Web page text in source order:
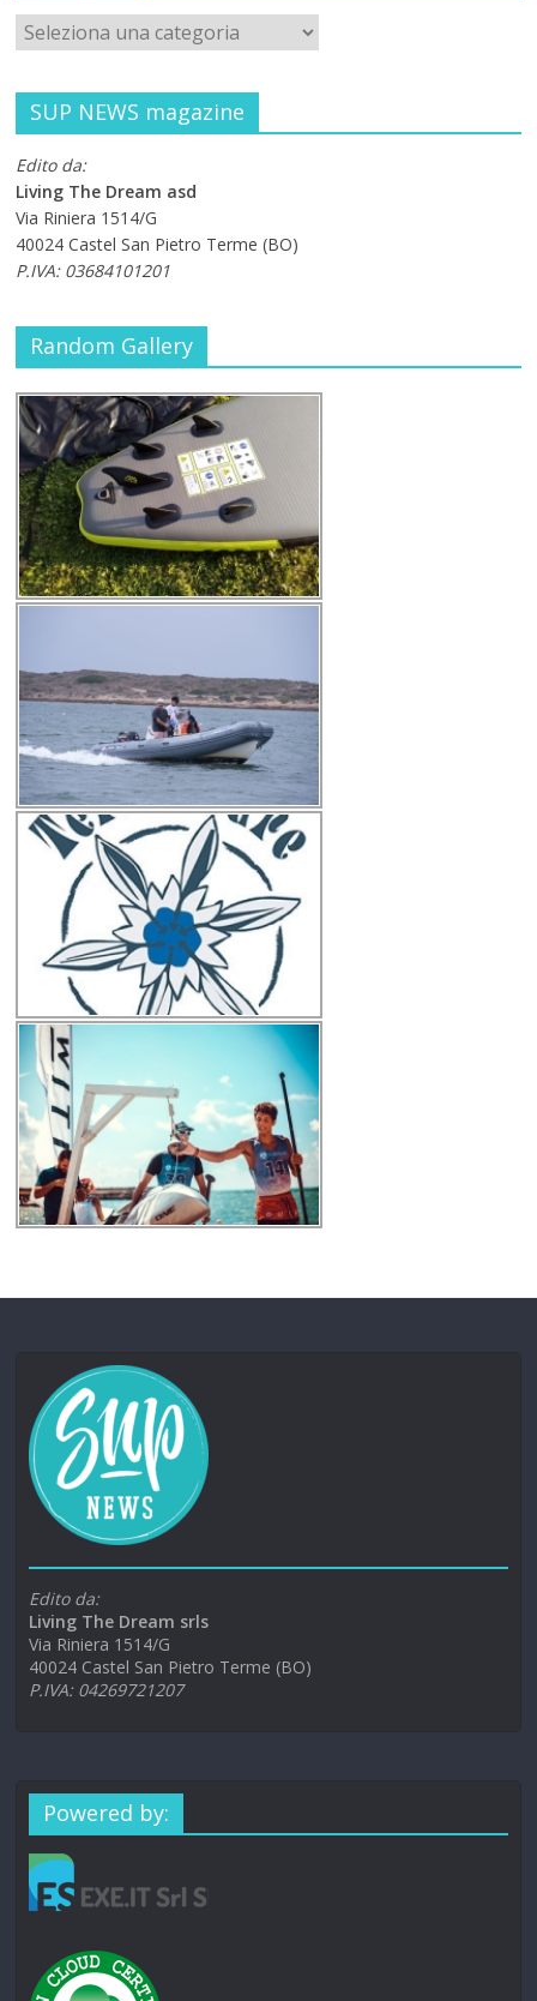
SUP NEWS magazine
Edito da:
Living The Dream asd
Via Riniera 1514/G
40024 Castel San Pietro Terme (BO)
P.IVA: 03684101201
Random Gallery
Edito da:
Living The Dream srls
Via Riniera 1514/G
40024 Castel San Pietro Terme (BO)
P.IVA: 04269721207
Powered by: